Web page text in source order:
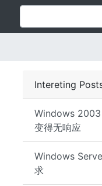
Intereting
Windows
变得无响应
Windows
求